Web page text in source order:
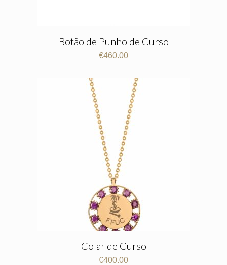
Botão de Punho de Curso
€460.00
Colar de Curso
€400.00